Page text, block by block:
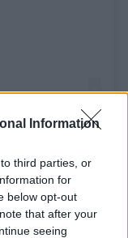
Information
third parties, or
for
below opt-out
that after your
seeing